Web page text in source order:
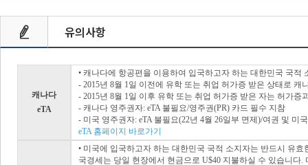
유의사항
캐나다
eTA
• 캐나다에 항공편을 이용하여 입국하고자 하는 대한민국 국
- 2015년 8월 1일 이전에 유학 또는 취업 허가증 받은 상태로 캐
- 2015년 8월 1일 이후 유학 또는 취업 허가증 받은 자는 허가증
- 캐나다 영주권자: eTA 불필요/영주권(PR) 카드 필수 지참
- 미국 영주권자: eTA 불필요(22년 4월 26일부 면제)/여권 및 미
eTA 홈페이지 바로가기
• 미국에 입국하고자 하는 대한민국 국적 소지자는 반드시 유
국경세는 당일 현장에서 현금으로 U$40 지불하실 수 있습니